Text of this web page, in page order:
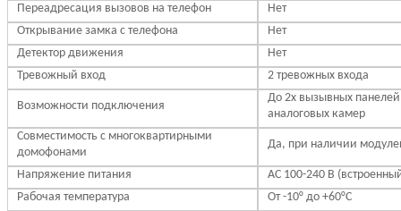
Переадресация вызовов на телефон
Нет
Открывание замка с телефона
Нет
Детектор движения
Нет
Тревожный вход
2 тревожных входа
Возможности подключения
До 2х вызывных
аналоговых камер
Совместимость с многоквартирными
домофонами
Да, при наличии
Напряжение питания
АС 100-240 В
Рабочая температура
От -10° до +60°С